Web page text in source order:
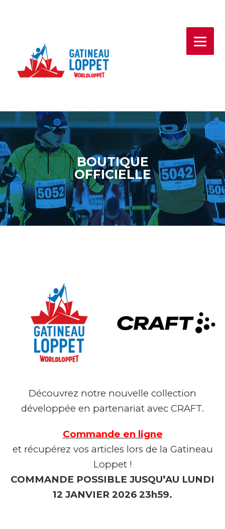
BOUTIQUE
OFFICIELLE
Découvrez notre nouvelle collection
développée en partenariat avec CRAFT.
Commande en ligne
et récupérez vos articles lors de la Gatineau
Loppet !
COMMANDE POSSIBLE JUSQU’AU LUNDI
12 JANVIER 2026 23h59.